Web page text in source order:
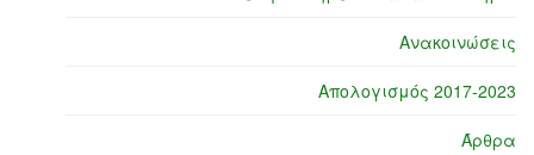
Ανακοινώσεις
Απολογισμός 2017-2023
Άρθρα